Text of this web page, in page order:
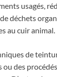
usagés,
déchets
au cuir animal.
de
ou des